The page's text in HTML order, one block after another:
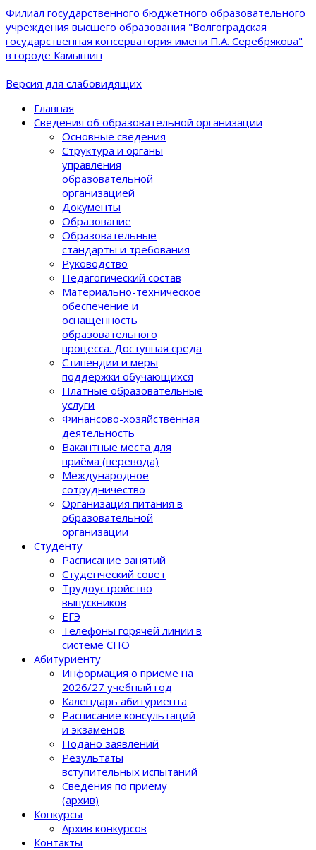
Филиал государственного бюджетного образовательного
учреждения высшего образования "Волгоградская
государственная консерватория имени П.А. Серебрякова"
в городе Камышин
Версия для слабовидящих
Главная
Сведения об образовательной организации
Основные сведения
Структура и органы
управления
образовательной
организацией
Документы
Образование
Образовательные
стандарты и требования
Руководство
Педагогический состав
Материально-техническое
обеспечение и
оснащенность
образовательного
процеcса. Доступная среда
Стипендии и меры
поддержки обучающихся
Платные образовательные
услуги
Финансово-хозяйственная
деятельность
Вакантные места для
приёма (перевода)
Международное
сотрудничество
Организация питания в
образовательной
организации
Студенту
Расписание занятий
Студенческий совет
Трудоустройство
выпускников
ЕГЭ
Телефоны горячей линии в
системе СПО
Абитуриенту
Информация о приеме на
2026/27 учебный год
Календарь абитуриента
Расписание консультаций
и экзаменов
Подано заявлений
Результаты
вступительных испытаний
Сведения по приему
(архив)
Конкурсы
Архив конкурсов
Контакты